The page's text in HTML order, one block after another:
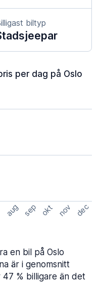
biltyp
per dag på Oslo
aug sep okt nov dec
en bil på Oslo
är i genomsnitt
% billigare än det